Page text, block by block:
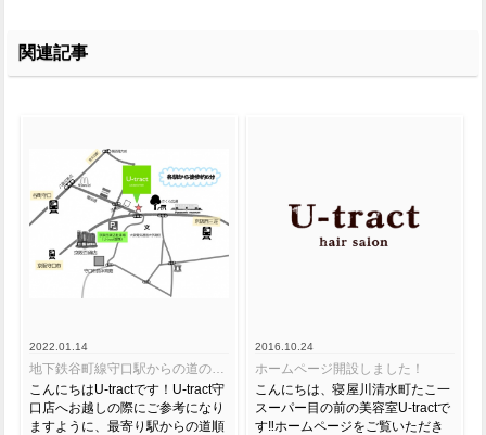
関連記事
2022.01.14
こんにちはU-tractです！U-tract守
口店へお越しの際にご参考になり
ますように、最寄り駅からの道順
2016.10.24
ホームページ開設しました！
こんにちは、寝屋川清水町たこ一
スーパー目の前の美容室U-tractで
す‼︎ホームページをご覧いただき